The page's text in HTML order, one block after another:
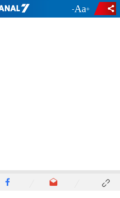
- +